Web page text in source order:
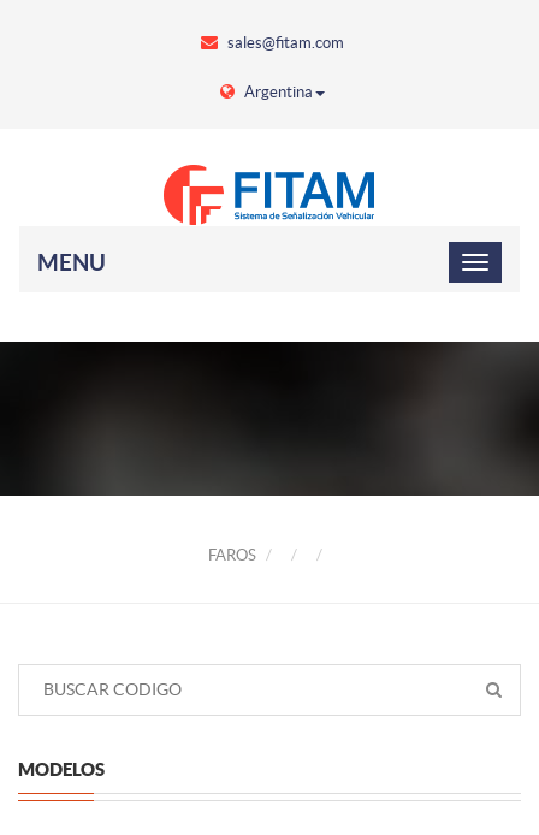
sales@fitam.com
Argentina
MENU
FAROS
MODELOS